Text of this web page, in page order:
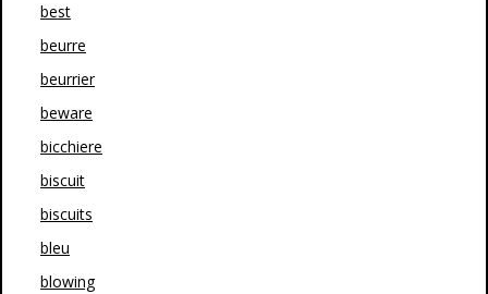
best
beurre
beurrier
beware
bicchiere
biscuit
biscuits
bleu
blowing